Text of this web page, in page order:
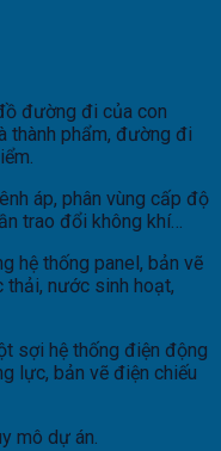
đường đi của con
thành phẩm, đường đi
áp, phân vùng cấp độ
trao đổi không khí…
hệ thống panel, bản vẽ
thải, nước sinh hoạt,
sợi hệ thống điện động
lực, bản vẽ điện chiếu
mô dự án.